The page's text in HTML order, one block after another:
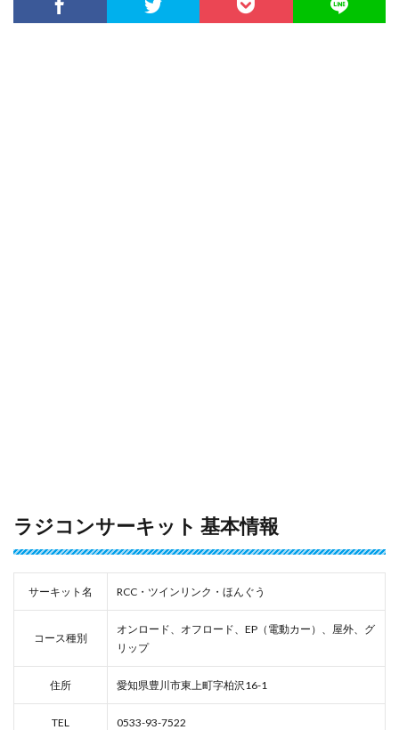
ラジコンサーキット 基本情報
サーキット名 RCC・ツインリンク・ほんぐう
コース種別
オンロード、オフロード、EP（電動カー）、屋外、グ
リップ
住所 愛知県豊川市東上町字柏沢16-1
TEL 0533-93-7522